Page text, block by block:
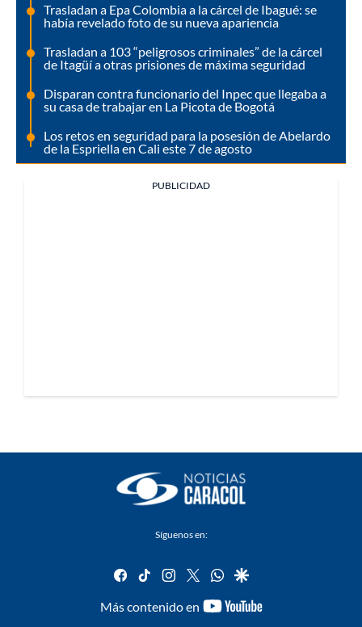
Trasladan a Epa Colombia a la cárcel de Ibagué: se
había revelado foto de su nueva apariencia
Trasladan a 103 “peligrosos criminales” de la cárcel
de Itagüí a otras prisiones de máxima seguridad
Disparan contra funcionario del Inpec que llegaba a
su casa de trabajar en La Picota de Bogotá
Los retos en seguridad para la posesión de Abelardo
de la Espriella en Cali este 7 de agosto
PUBLICIDAD
Síguenos en:
facebook
tiktok instagram
twitterwhatsapp
google
Más contenido en
youtube-